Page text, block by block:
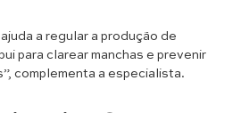
a regular a produção de
para clarear manchas e prevenir
complementa a especialista.